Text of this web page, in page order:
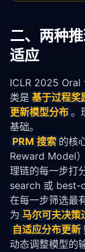
二、两种
适应
ICLR 2025 Oral
类是 基于过程奖
更新模型分布 。
基础。
PRM 搜索 的核
Reward Model
理链的每一步打
search 或 best-
在每一步筛选最
为 马尔可夫决策
自适应分布更新
动态调整模型的